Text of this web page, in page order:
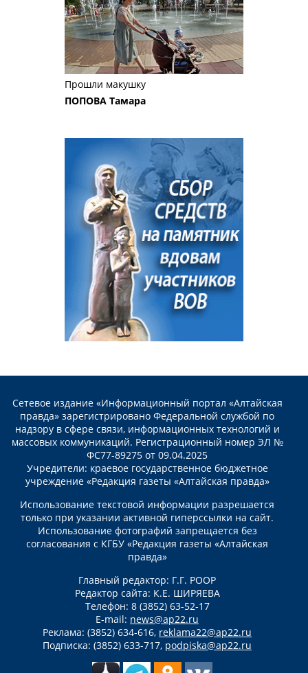
Прошли макушку
ПОПОВА Тамара
Сетевое издание «Информационный портал «Алтайская
правда» зарегистрировано Федеральной службой по
надзору в сфере связи, информационных технологий и
массовых коммуникаций. Регистрационный номер ЭЛ №
ФС77-89275 от 09.04.2025
Учредители: краевое государственное бюджетное
учреждение «Редакция газеты «Алтайская правда»
Использование текстовой информации разрешается
только при указании активной гиперссылки на сайт.
Использование фотографий запрещается без
согласования с КГБУ «Редакция газеты «Алтайская
правда»
Главный редактор: Г.Г. РООР
Редактор сайта: К.Е. ШИРЯЕВА
Телефон: 8 (3852) 63-52-17
E-mail: news@ap22.ru
Реклама: (3852) 634-616, reklama22@ap22.ru
Подписка: (3852) 633-717, podpiska@ap22.ru